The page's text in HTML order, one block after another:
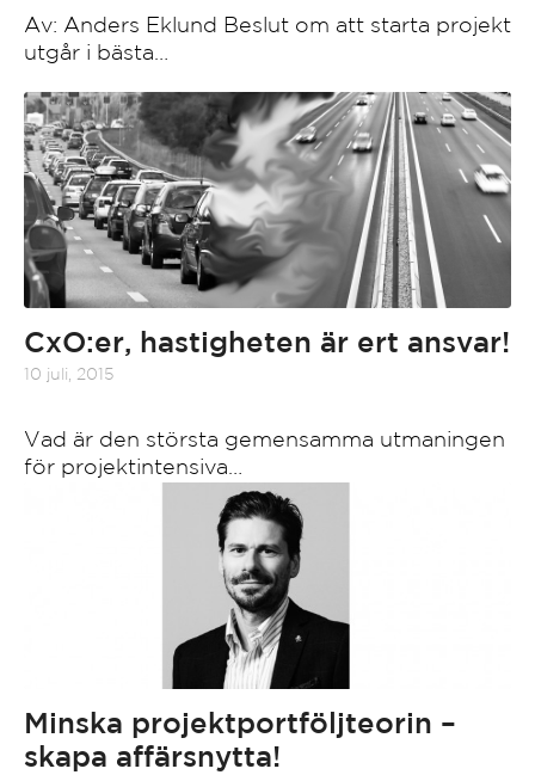
Av: Anders Eklund Beslut om att starta projekt
utgår i bästa…
CxO:er, hastigheten är ert ansvar!
10 juli, 2015
Vad är den största gemensamma utmaningen
för projektintensiva…
Minska projektportföljteorin –
skapa affärsnytta!